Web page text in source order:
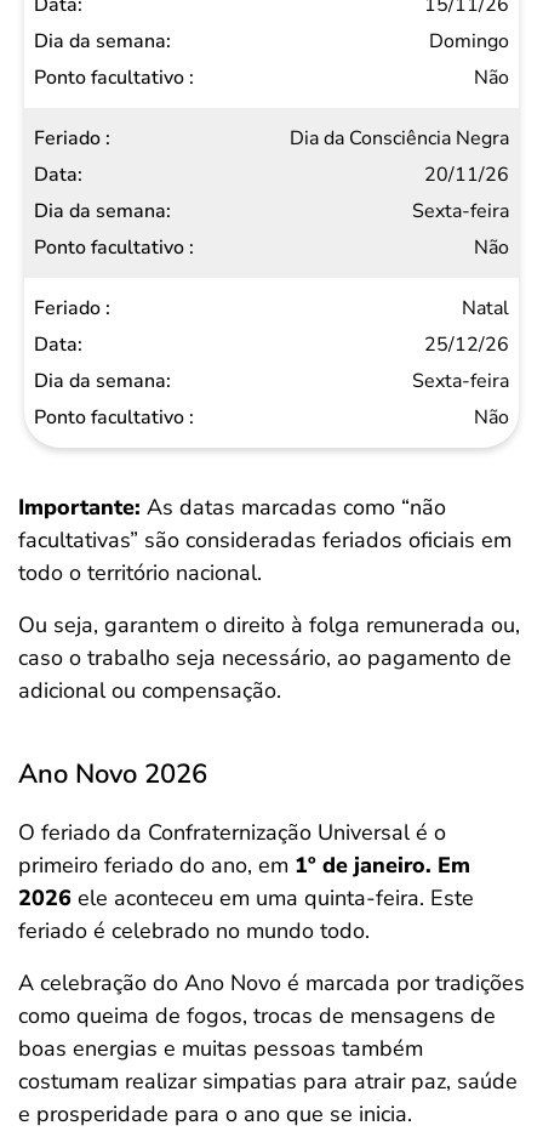
Domingo
Não
Dia da Consciência Negra
20/11/26
Sexta-feira
Não
Natal
25/12/26
Sexta-feira
Não
Importante: As datas marcadas como “não
facultativas” são consideradas feriados oficiais em
todo o território nacional.
Ou seja, garantem o direito à folga remunerada ou,
caso o trabalho seja necessário, ao pagamento de
adicional ou compensação.
Ano Novo 2026
O feriado da Confraternização Universal é o
primeiro feriado do ano, em 1º de janeiro. Em
2026 ele aconteceu em uma quinta-feira. Este
feriado é celebrado no mundo todo.
A celebração do Ano Novo é marcada por tradições
como queima de fogos, trocas de mensagens de
boas energias e muitas pessoas também
costumam realizar simpatias para atrair paz, saúde
e prosperidade para o ano que se inicia.